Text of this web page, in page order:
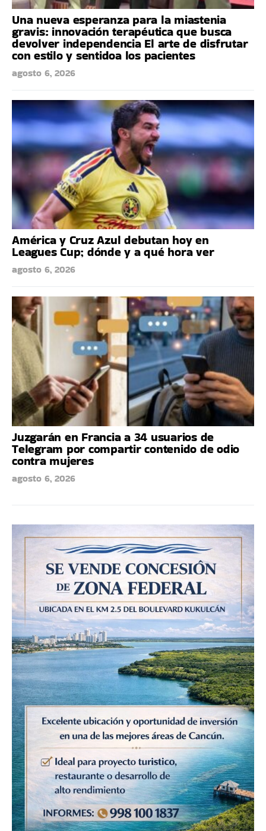
Una nueva esperanza para la miastenia
gravis: innovación terapéutica que busca
devolver independencia El arte de disfrutar
con estilo y sentidoa los pacientes
agosto 6, 2026
América y Cruz Azul debutan hoy en
Leagues Cup; dónde y a qué hora ver
agosto 6, 2026
Juzgarán en Francia a 34 usuarios de
Telegram por compartir contenido de odio
contra mujeres
agosto 6, 2026